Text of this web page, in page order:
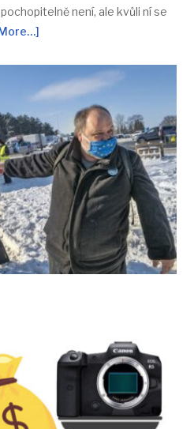
není, ale kvůli ní se